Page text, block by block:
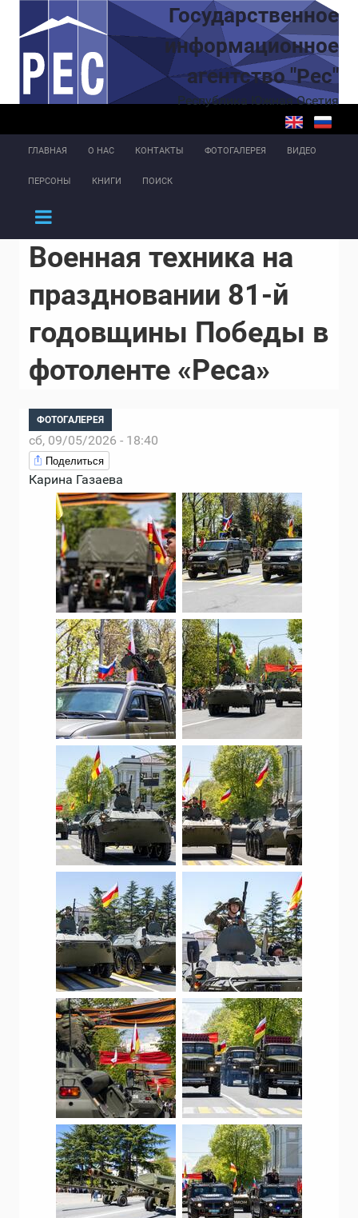
Перейти к основному содержаниюГосударственное
информационное
агентство "Рес"
Республика Южная Осетия
ГЛАВНАЯ О НАС КОНТАКТЫ ФОТОГАЛЕРЕЯ ВИДЕО
ПЕРСОНЫ КНИГИ ПОИСК
Военная техника на
праздновании 81-й
годовщины Победы в
фотоленте «Реса»
ФОТОГАЛЕРЕЯ
сб, 09/05/2026 - 18:40
Поделиться
Карина Газаева